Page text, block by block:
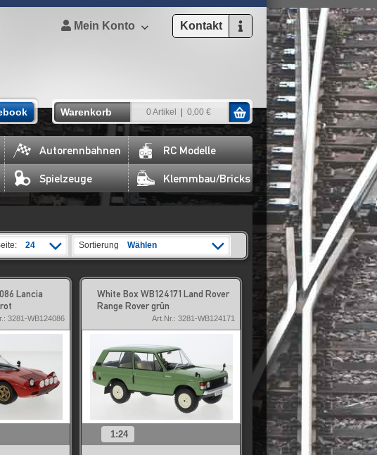
Mein Konto Kontakt
Warenkorb 0 Artikel 0,00 €
Autorennbahnen RC Modelle
Spielzeuge Klemmbau/Bricks
24 Sortierung Wählen
Lancia
3281-WB124086
White Box WB124171 Land Rover
Range Rover grün
Art.Nr.: 3281-WB124171
1:24